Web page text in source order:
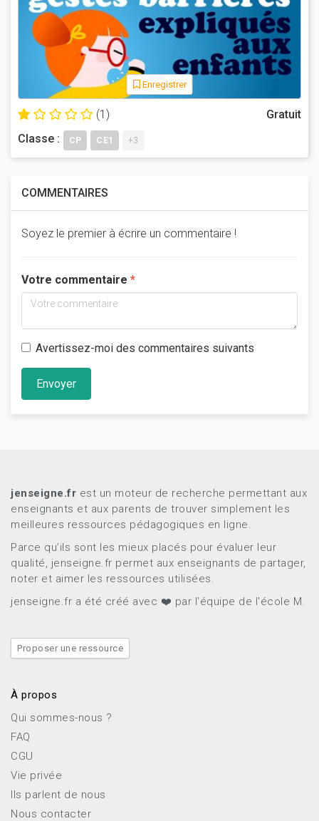
Enregistrer
(1)
Gratuit
Classe :
CP CE1 +3
COMMENTAIRES
Soyez le premier à écrire un commentaire !
Votre commentaire
Avertissez-moi des commentaires suivants
Envoyer
jenseigne.fr est un moteur de recherche permettant aux
enseignants et aux parents de trouver simplement les
meilleures ressources pédagogiques en ligne.
Parce qu’ils sont les mieux placés pour évaluer leur
qualité, jenseigne.fr permet aux enseignants de partager,
noter et aimer les ressources utilisées.
jenseigne.fr a été créé avec ❤️ par l'équipe de l'école M.
Proposer une ressource
À propos
Qui sommes-nous ?
FAQ
CGU
Vie privée
Ils parlent de nous
Nous contacter